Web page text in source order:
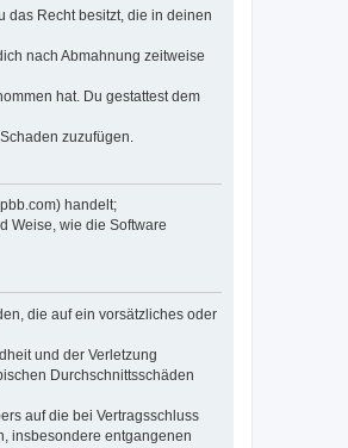
das Recht besitzt, die in deinen
nach Abmahnung zeitweise
hat. Du gestattest dem
zuzufügen.
handelt;
Weise, wie die Software
die auf ein vorsätzliches oder
und der Verletzung
Durchschnittsschäden
auf die bei Vertragsschluss
insbesondere entgangenen